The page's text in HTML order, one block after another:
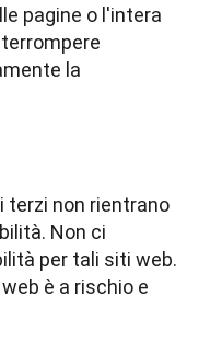
pagine o l'intera
la
terzi non rientrano
Non ci
per tali siti web.
è a rischio e